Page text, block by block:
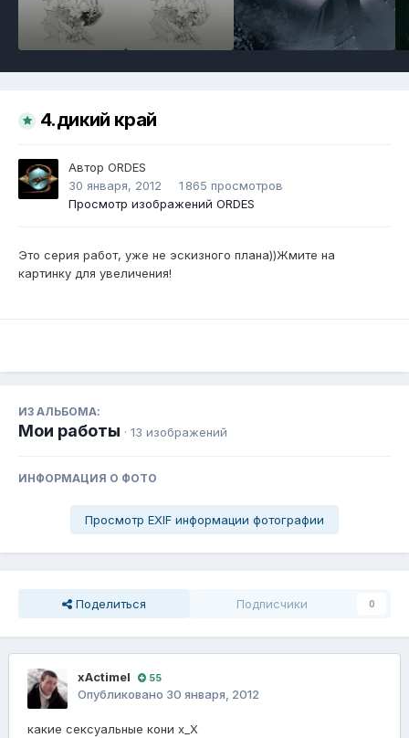
4.дикий край
Автор ORDES
30 января, 2012
1 865 просмотров
Просмотр изображений ORDES
Это серия работ, уже не эскизного плана))Жмите на
картинку для увеличения!
ИЗ АЛЬБОМА:
Мои работы · 13 изображений
ИНФОРМАЦИЯ О ФОТО
Просмотр EXIF информации фотографии
Поделиться Подписчики 0
xActimel 55
Опубликовано 30 января, 2012
какие сексуальные кони х_Х